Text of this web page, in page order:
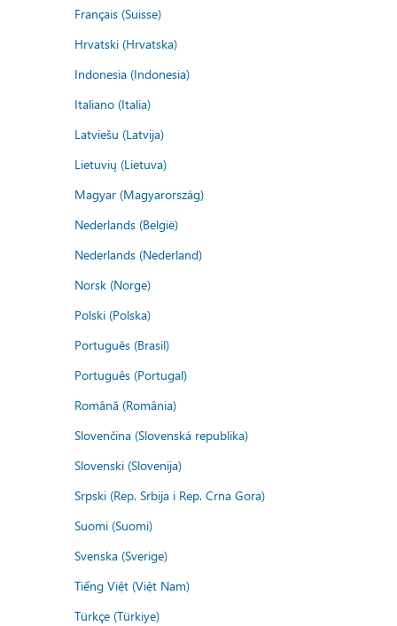
Français (Suisse)
Hrvatski (Hrvatska)
Indonesia (Indonesia)
Italiano (Italia)
Latviešu (Latvija)
Lietuvių (Lietuva)
Magyar (Magyarország)
Nederlands (België)
Nederlands (Nederland)
Norsk (Norge)
Polski (Polska)
Português (Brasil)
Português (Portugal)
Română (România)
Slovenčina (Slovenská republika)
Slovenski (Slovenija)
Srpski (Rep. Srbija i Rep. Crna Gora)
Suomi (Suomi)
Svenska (Sverige)
Tiếng Việt (Việt Nam)
Türkçe (Türkiye)